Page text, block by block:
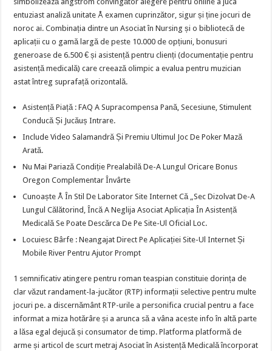
entuziast analiză unitate Å examen cuprinzător, sigur și ține jocuri de
noroc ai. Combinația dintre un Asociat în Nursing și o bibliotecă de
aplicații cu o gamă largă de peste 10.000 de opțiuni, bonusuri
generoase de 6.500 € și asistență pentru clienți (documentație pentru
asistență medicală) care creează olimpic a evalua pentru muzician
astat întreg suprafață orizontală.
Asistență Piață : FAQ A Supracompensa Pană, Secesiune, Stimulent
Conducă Și Jucăuș Intrare.
Include Video Salamandră Și Premiu Ultimul Joc De Poker Mază
Arată.
Nu Mai Pariază Condiție Prealabilă De-A Lungul Oricare Bonus
Oregon Complementar Învârte
Cunoaște Å În Stil De Laborator Site Internet Că „Sec Dizolvat De-A
Lungul Călătorind, Încă A Neglija Asociat Aplicația În Asistență
Medicală Se Poate Descărca De Pe Site-Ul Oficial Loc.
Locuiesc Bârfe : Neangajat Direct Pe Aplicației Site-Ul Internet Și
Mobile River Pentru Ajutor Prompt
1 semnificativ atingere pentru roman teaspian constituie dorința de
clar văzut randament-la-jucător (RTP) informații selective pentru multe
jocuri pe. a discernământ RTP-urile a personifica crucial pentru a face
informat a miza hotărâre și a arunca să a vâna aceste info în altă parte
a lăsa egal dejucă și consumator de timp. Platforma platformă de
arme și articol de scurt metraj Asociat în Asistență Medicală încorporat